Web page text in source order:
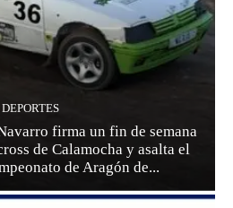
DEPORTES
firma un fin de semana
de Calamocha y asalta el
de Aragón de...